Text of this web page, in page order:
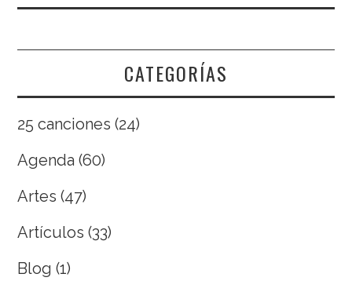
CATEGORÍAS
25 canciones (24)
Agenda (60)
Artes (47)
Artículos (33)
Blog (1)